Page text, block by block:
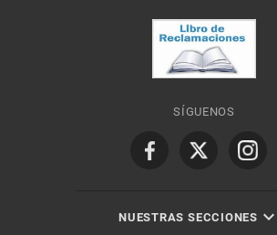
SÍGUENOS
NUESTRAS SECCIONES